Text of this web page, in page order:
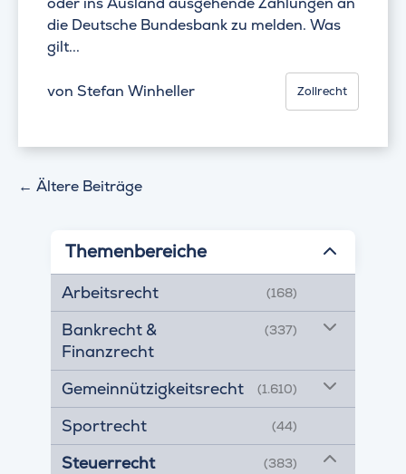
die Deutsche Bundesbank zu melden. Was
gilt...
von Stefan Winheller Zollrecht
← Ältere Beiträge
Themenbereiche
Arbeitsrecht (168)
Bankrecht &
Finanzrecht
(337)
Gemeinnützigkeitsrecht (1.610)
Sportrecht (44)
Steuerrecht (383)